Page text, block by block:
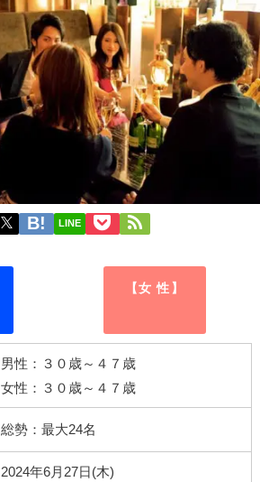
LINE
【女 性】
男性：３０歳～４７歳
女性：３０歳～４７歳
総勢：最大24名
2024年6月27日(木)